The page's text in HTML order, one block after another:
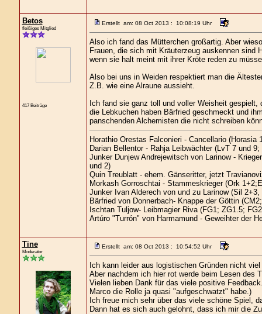
Betos
fleißiges Mitglied
417 Beiträge
Erstellt am: 08 Oct 2013 : 10:08:19 Uhr
Also ich fand das Mütterchen großartig. Aber
Frauen, die sich mit Kräuterzeug auskennen
wenn sie halt meint mit ihrer Kröte reden zu
Also bei uns in Weiden respektiert man die
Z.B. wie eine Alraune aussieht.
Ich fand sie ganz toll und voller Weisheit
die Lebkuchen haben Bärfried geschmeckt und
panschenden Alchemisten die nicht schreiben
Horathio Orestas Falconieri - Cancellario (Horasia
Darian Bellentor - Rahja Leibwächter (LvT 7 und
Junker Dunjew Andrejewitsch von Larinow -
und 2)
Quin Treublatt - ehem. Gänseritter, jetzt
Morkash Gorroschtai - Stammeskrieger (Ork
Junker Ivan Alderech von und zu Larinow (Sil 2+3,
Bärfried von Donnerbach- Knappe der Göttin
Ischtan Tuljow- Leibmagier Riva (FG1; ZG1.5;
Artúro "Turrón" von Harmamund - Geweihter der
Tine
Moderator
Erstellt am: 08 Oct 2013 : 10:54:52 Uhr
Ich kann leider aus logistischen Gründen nicht
Aber nachdem ich hier rot werde beim Lesen des
Vielen lieben Dank für das viele positive
Marco die Rolle ja quasi "aufgeschwatzt" habe.)
Ich freue mich sehr über das viele schöne Spiel,
Dann hat es sich auch gelohnt, dass ich mir die